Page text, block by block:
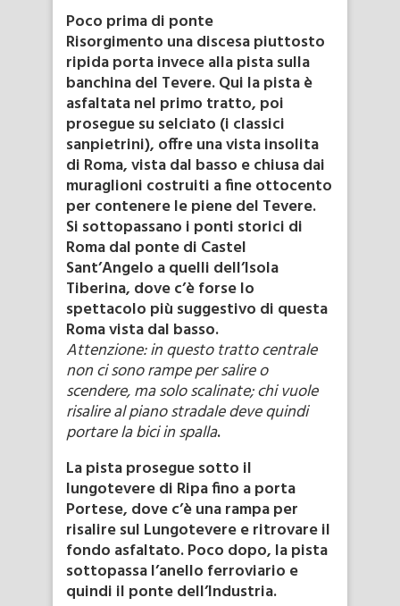
Poco prima di ponte
Risorgimento una discesa piuttosto
ripida porta invece alla pista sulla
banchina del Tevere. Qui la pista è
asfaltata nel primo tratto, poi
prosegue su selciato (i classici
sanpietrini), offre una vista insolita
di Roma, vista dal basso e chiusa dai
muraglioni costruiti a fine ottocento
per contenere le piene del Tevere.
Si sottopassano i ponti storici di
Roma dal ponte di Castel
Sant’Angelo a quelli dell’Isola
Tiberina, dove c’è forse lo
spettacolo più suggestivo di questa
Roma vista dal basso.
Attenzione: in questo tratto centrale
non ci sono rampe per salire o
scendere, ma solo scalinate; chi vuole
risalire al piano stradale deve quindi
portare la bici in spalla.
La pista prosegue sotto il
lungotevere di Ripa fino a porta
Portese, dove c’è una rampa per
risalire sul Lungotevere e ritrovare il
fondo asfaltato. Poco dopo, la pista
sottopassa l’anello ferroviario e
quindi il ponte dell’Industria.